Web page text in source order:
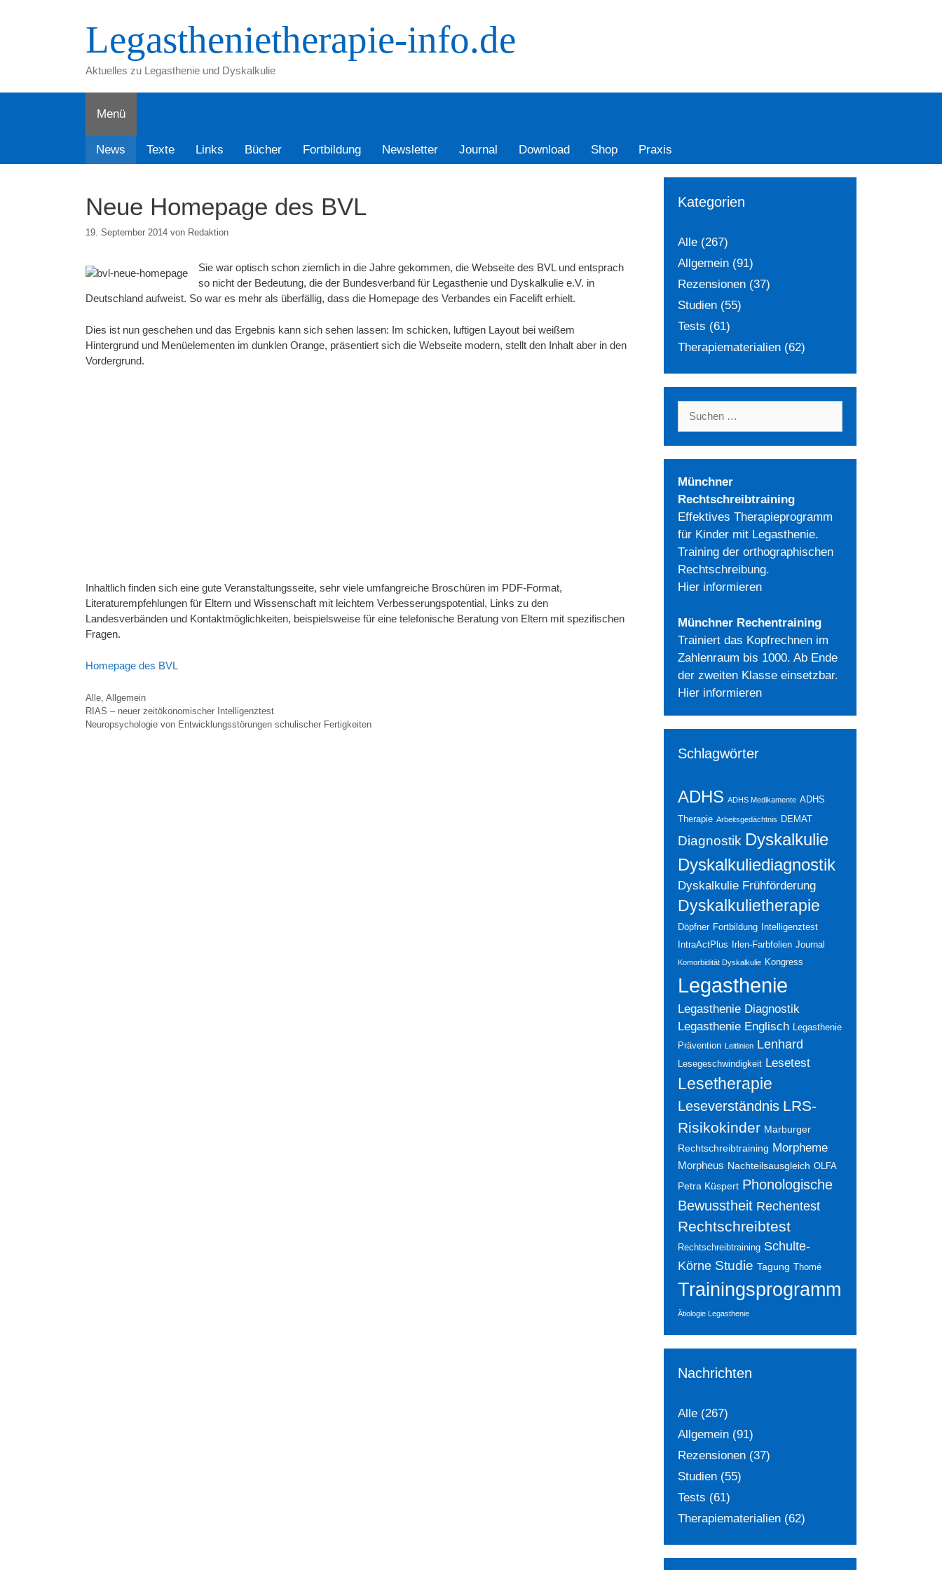
Legasthenietherapie-info.de
Aktuelles zu Legasthenie und Dyskalkulie
Menü
News Texte Links Bücher Fortbildung Newsletter Journal Download Shop Praxis
Neue Homepage des BVL
19. September 2014 von Redaktion
Sie war optisch schon ziemlich in die Jahre gekommen, die Webseite des BVL und entsprach
so nicht der Bedeutung, die der Bundesverband für Legasthenie und Dyskalkulie e.V. in
Deutschland aufweist. So war es mehr als überfällig, dass die Homepage des Verbandes ein Facelift erhielt.
Dies ist nun geschehen und das Ergebnis kann sich sehen lassen: Im schicken, luftigen Layout bei weißem
Hintergrund und Menüelementen im dunklen Orange, präsentiert sich die Webseite modern, stellt den Inhalt aber in den
Vordergrund.
Inhaltlich finden sich eine gute Veranstaltungsseite, sehr viele umfangreiche Broschüren im PDF-Format,
Literaturempfehlungen für Eltern und Wissenschaft mit leichtem Verbesserungspotential, Links zu den
Landesverbänden und Kontaktmöglichkeiten, beispielsweise für eine telefonische Beratung von Eltern mit spezifischen
Fragen.
Homepage des BVL
Kategorien
Alle, Allgemein
RIAS – neuer zeitökonomischer Intelligenztest
Neuropsychologie von Entwicklungsstörungen schulischer Fertigkeiten
Kategorien
Alle (267)
Allgemein (91)
Rezensionen (37)
Studien (55)
Tests (61)
Therapiematerialien (62)
Suchen
Münchner
Rechtschreibtraining
Effektives Therapieprogramm
für Kinder mit Legasthenie.
Training der orthographischen
Rechtschreibung.
Hier informieren
Münchner Rechentraining
Trainiert das Kopfrechnen im
Zahlenraum bis 1000. Ab Ende
der zweiten Klasse einsetzbar.
Hier informieren
Schlagwörter
ADHS ADHS Medikamente ADHS
Therapie Arbeitsgedächtnis DEMAT
Diagnostik Dyskalkulie
Dyskalkuliediagnostik
Dyskalkulie Frühförderung
Dyskalkulietherapie
Döpfner Fortbildung
Intelligenztest
IntraActPlus
Irlen-Farbfolien Journal
Komorbidität Dyskalkulie Kongress
Legasthenie
Legasthenie Diagnostik
Legasthenie Englisch
Legasthenie
Prävention Leitlinien Lenhard
Lesegeschwindigkeit Lesetest
Lesetherapie
Leseverständnis LRS-
Risikokinder Marburger
Rechtschreibtraining Morpheme
Morpheus Nachteilsausgleich OLFA
Petra Küspert Phonologische
Bewusstheit Rechentest
Rechtschreibtest
Rechtschreibtraining Schulte-
Körne Studie Tagung Thomé
Trainingsprogramm
Ätiologie Legasthenie
Nachrichten
Alle (267)
Allgemein (91)
Rezensionen (37)
Studien (55)
Tests (61)
Therapiematerialien (62)